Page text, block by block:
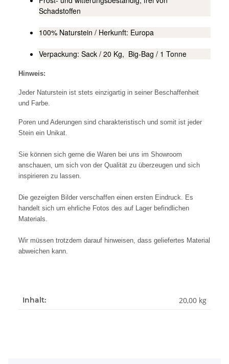
Schadstoffen
100% Naturstein / Herkunft: Europa
Verpackung: Sack / 20 Kg, Big-Bag / 1 Tonne
Hinweis:
Jeder Naturstein ist stets einzigartig in seiner Beschaffenheit
und Farbe.
Poren und Aderungen sind charakteristisch und somit ist jeder
Stein ein Unikat.
Sie können sich gerne die Waren bei uns im Showroom
anschauen, um sich von der Qualität zu überzeugen und sich
inspirieren zu lassen.
Die gezeigten Bilder verschaffen einen ersten Eindruck. Es
handelt sich um ehrliche Fotos des auf Lager befindlichen
Materials.
Wir müssen trotzdem darauf hinweisen, dass geliefertes Material
abweichen kann.
Inhalt: 20,00 kg